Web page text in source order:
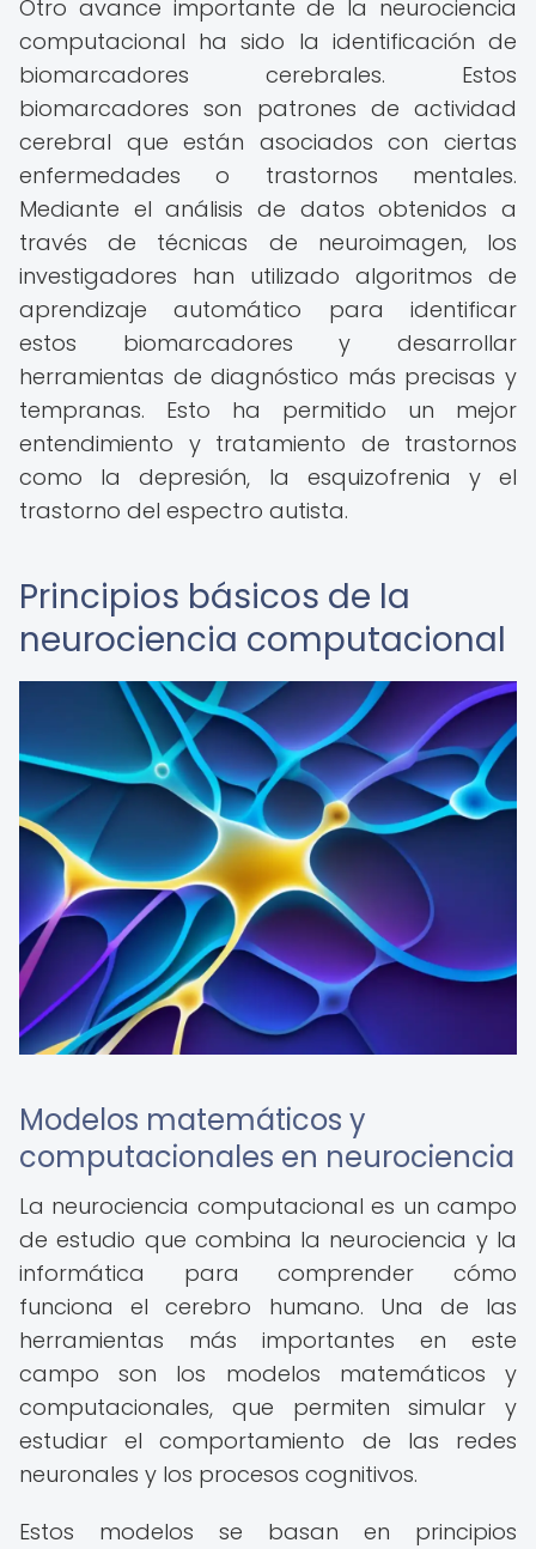
Otro avance importante de la neurociencia
computacional ha sido la identificación de
biomarcadores cerebrales. Estos
biomarcadores son patrones de actividad
cerebral que están asociados con ciertas
enfermedades o trastornos mentales.
Mediante el análisis de datos obtenidos a
través de técnicas de neuroimagen, los
investigadores han utilizado algoritmos de
aprendizaje automático para identificar
estos biomarcadores y desarrollar
herramientas de diagnóstico más precisas y
tempranas. Esto ha permitido un mejor
entendimiento y tratamiento de trastornos
como la depresión, la esquizofrenia y el
trastorno del espectro autista.
Principios básicos de la
neurociencia computacional
Modelos matemáticos y
computacionales en neurociencia
La neurociencia computacional es un campo
de estudio que combina la neurociencia y la
informática para comprender cómo
funciona el cerebro humano. Una de las
herramientas más importantes en este
campo son los modelos matemáticos y
computacionales, que permiten simular y
estudiar el comportamiento de las redes
neuronales y los procesos cognitivos.
Estos modelos se basan en principios